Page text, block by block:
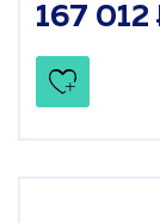
167 012